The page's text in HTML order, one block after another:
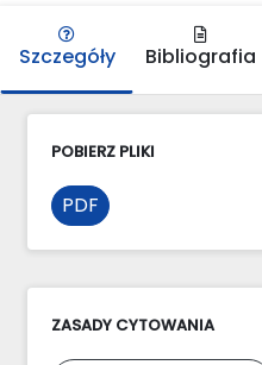
Szczegóły Bibliografia
POBIERZ PLIKI
PDF
ZASADY CYTOWANIA